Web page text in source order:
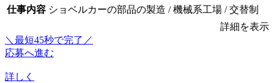
仕事内容 ショベルカーの部品の製造 / 機械系工場 / 交替制
詳細を表示
＼最短45秒で完了／
応募へ進む
詳しく